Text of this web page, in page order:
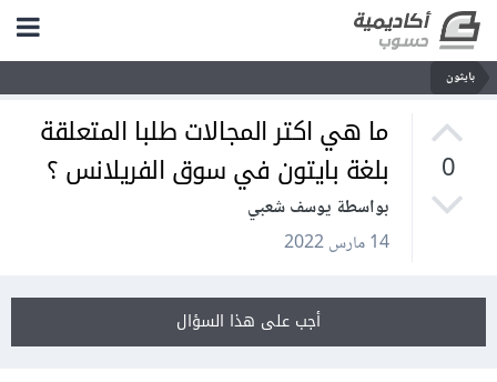
بايثون
0
ما هي اكتر المجالات طلبا المتعلقة
بلغة بايتون في سوق الفريلانس ؟
بواسطة يوسف شعبي
14 مارس 2022
أجب على هذا السؤال